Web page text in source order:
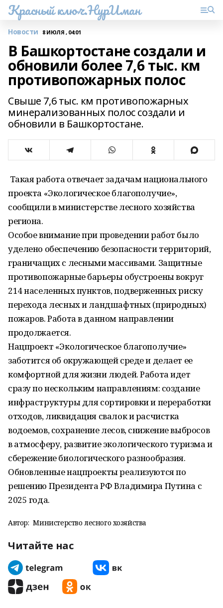
Красный ключ.НурИман
Новости 8 ИЮЛЯ , 04:01
В Башкортостане создали и
обновили более 7,6 тыс. км
противопожарных полос
Свыше 7,6 тыс. км противопожарных
минерализованных полос создали и
обновили в Башкортостане.
Такая работа отвечает задачам национального
проекта «Экологическое благополучие»,
сообщили в министерстве лесного хозяйства
региона.
Особое внимание при проведении работ было
уделено обеспечению безопасности территорий,
граничащих с лесными массивами. Защитные
противопожарные барьеры обустроены вокруг
214 населенных пунктов, подверженных риску
перехода лесных и ландшафтных (природных)
пожаров. Работа в данном направлении
продолжается.
Нацпроект «Экологическое благополучие»
заботится об окружающей среде и делает ее
комфортной для жизни людей. Работа идет
сразу по нескольким направлениям: создание
инфраструктуры для сортировки и переработки
отходов, ликвидация свалок и расчистка
водоемов, сохранение лесов, снижение выбросов
в атмосферу, развитие экологического туризма и
сбережение биологического разнообразия.
Обновленные нацпроекты реализуются по
решению Президента РФ Владимира Путина с
2025 года.
Автор: Министерство лесного хозяйства
Читайте нас